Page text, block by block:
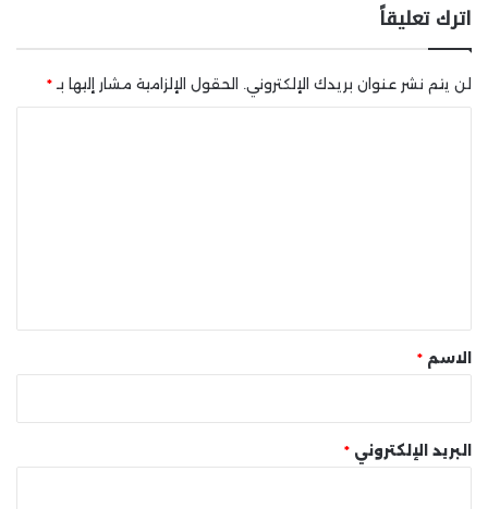
اترك تعليقاً
لن يتم نشر عنوان بريدك الإلكتروني. الحقول الإلزامية مشار إليها بـ*
* الاسم *
البريد الإلكتروني *